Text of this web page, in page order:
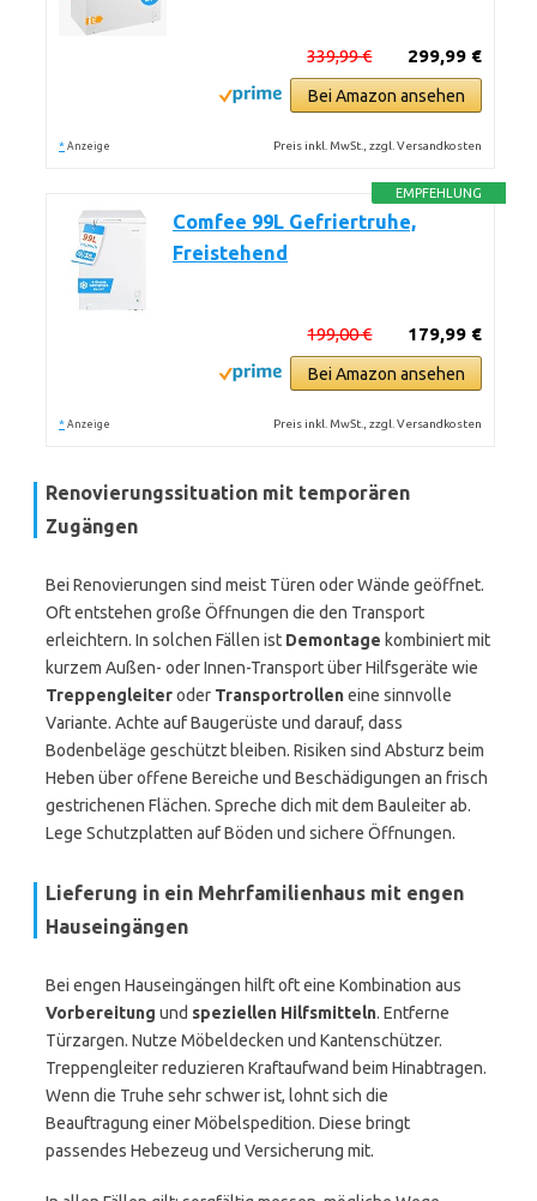
299,99 €
339,99 €
Bei Amazon ansehen
* Anzeige Preis inkl. MwSt., zzgl. Versandkosten
EMPFEHLUNG
Comfee 99L Gefriertruhe,
Freistehend
179,99 €
199,00 €
Bei Amazon ansehen
* Anzeige Preis inkl. MwSt., zzgl. Versandkosten
Renovierungssituation mit temporären
Zugängen
Bei Renovierungen sind meist Türen oder Wände geöffnet.
Oft entstehen große Öffnungen die den Transport
erleichtern. In solchen Fällen ist Demontage kombiniert mit
kurzem Außen- oder Innen-Transport über Hilfsgeräte wie
Treppengleiteroder Transportrolleneine sinnvolle
Variante. Achte auf Baugerüste und darauf, dass
Bodenbeläge geschützt bleiben. Risiken sind Absturz beim
Heben über offene Bereiche und Beschädigungen an frisch
gestrichenen Flächen. Spreche dich mit dem Bauleiter ab.
Lege Schutzplatten auf Böden und sichere Öffnungen.
Lieferung in ein Mehrfamilienhaus mit engen
Hauseingängen
Bei engen Hauseingängen hilft oft eine Kombination aus
Vorbereitung und speziellen Hilfsmitteln. Entferne
Türzargen. Nutze Möbeldecken und Kantenschützer.
Treppengleiter reduzieren Kraftaufwand beim Hinabtragen.
Wenn die Truhe sehr schwer ist, lohnt sich die
Beauftragung einer Möbelspedition. Diese bringt
passendes Hebezeug und Versicherung mit.